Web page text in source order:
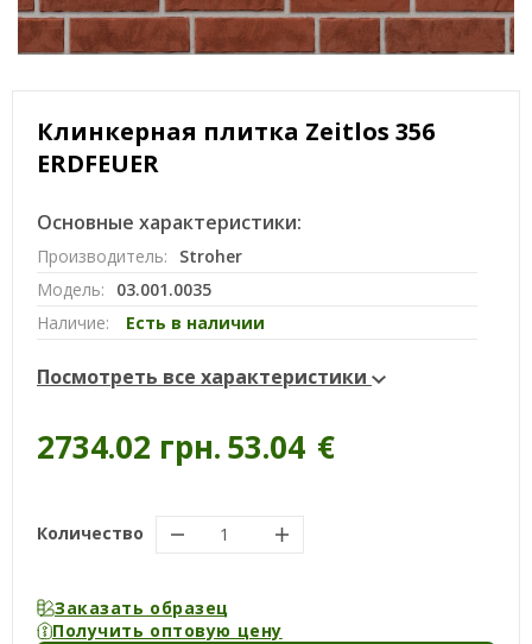
Клинкерная плитка Zeitlos 356
ERDFEUER
Основные характеристики:
Производитель:
Stroher
Модель:
03.001.0035
Наличие:
Есть в наличии
Посмотреть все характеристики
2734.02 грн.53.04 €
Количество
Заказать образец
Получить оптовую цену